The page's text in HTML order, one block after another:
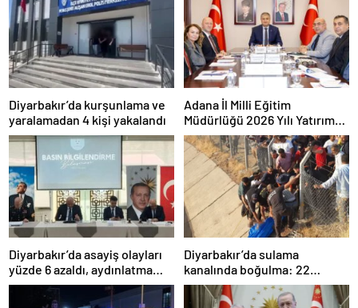
Diyarbakır’da kurşunlama ve
yaralamadan 4 kişi yakalandı
Adana İl Milli Eğitim
Müdürlüğü 2026 Yılı Yatırım
Programı değerlendirildi
Diyarbakır’da asayiş olayları
yüzde 6 azaldı, aydınlatma
oranı yüzde 98’e yükseldi
Diyarbakır’da sulama
kanalında boğulma: 22
yaşındaki genç hayatını
kaybetti